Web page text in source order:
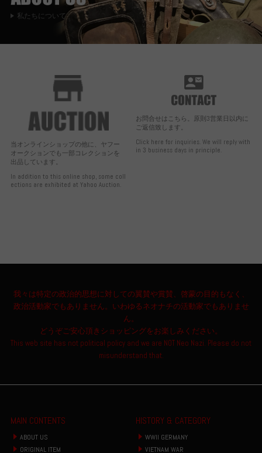
私たちについて
当オンラインショップの他に、ヤフー
オークションでも一部コレクションを
出品しています。
In addition to this online shop, some coll
ections are exhibited at Yahoo Auction.
お問合せはこちら。原則3営業日以内に
ご返信致します。
Click here for inquiries. We will reply with
in 3 business days in principle.
我々は特定の政治的思想に対しての翼賛や賞賛、啓蒙の目的もなく、
政治活動家でもありません。いわゆるネオナチの活動家でもありませ
ん。
どうぞご安心頂きショッピングをお楽しみください。
This web site has not political policy and we are NOT Neo Nazi. Please do not
misunderstand that.
MAIN CONTENTS
ABOUT US
ORIGINAL ITEM
HISTORY & CATEGORY
WWII GERMANY
VIETNAM WAR